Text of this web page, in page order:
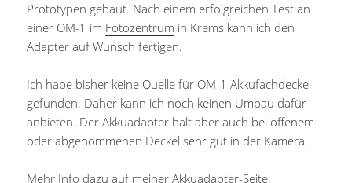
Prototypen gebaut. Nach einem erfolgreichen Test an
einer OM-1 im Fotozentrum in Krems kann ich den
Adapter auf Wunsch fertigen.
Ich habe bisher keine Quelle für OM-1 Akkufachdeckel
gefunden. Daher kann ich noch keinen Umbau dafür
anbieten. Der Akkuadapter hält aber auch bei offenem
oder abgenommenen Deckel sehr gut in der Kamera.
Mehr Info dazu auf meinerAkkuadapter-Seite.